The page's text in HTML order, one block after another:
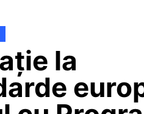
la